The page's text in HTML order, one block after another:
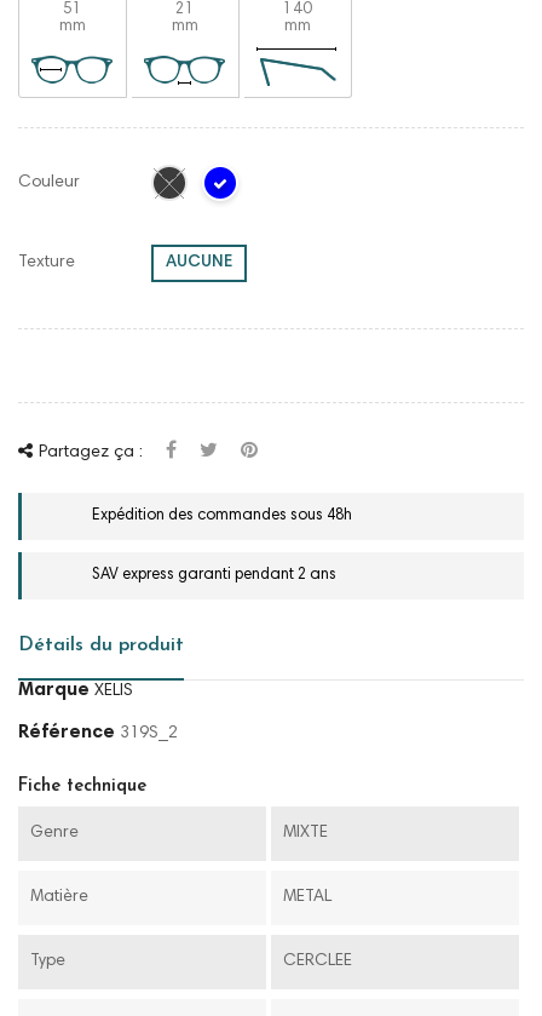
51
mm
21
mm
140
mm
Couleur
Texture AUCUNE
Partagez ça :
Expédition des commandes sous 48h
SAV express garanti pendant 2 ans
Détails du produit
Marque XELIS
Référence 319S_2
Fiche technique
Genre MIXTE
Matière METAL
Type CERCLEE